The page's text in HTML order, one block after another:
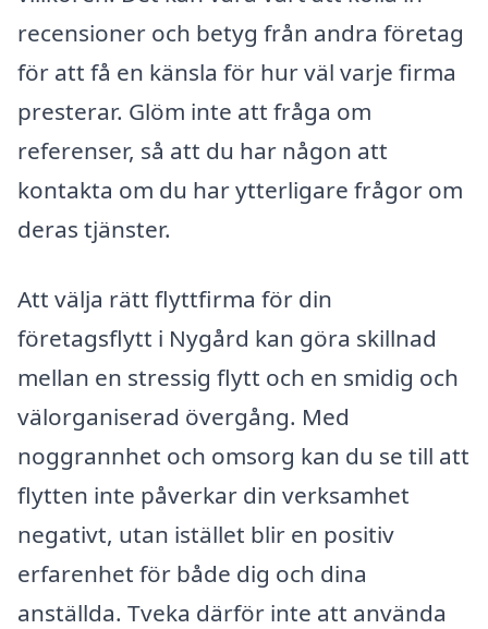
recensioner och betyg från andra företag
för att få en känsla för hur väl varje firma
presterar. Glöm inte att fråga om
referenser, så att du har någon att
kontakta om du har ytterligare frågor om
deras tjänster.
Att välja rätt flyttfirma för din
företagsflytt i Nygård kan göra skillnad
mellan en stressig flytt och en smidig och
välorganiserad övergång. Med
noggrannhet och omsorg kan du se till att
flytten inte påverkar din verksamhet
negativt, utan istället blir en positiv
erfarenhet för både dig och dina
anställda. Tveka därför inte att använda